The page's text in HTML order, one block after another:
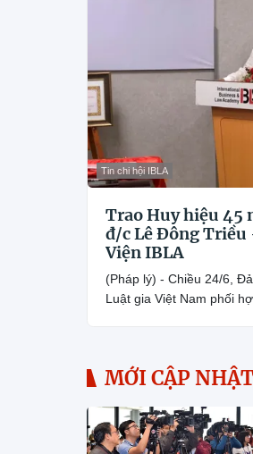
Tin chi hội IBLA
Trao Huy hiệu 45
đ/c Lê Đông Triều
Viện IBLA
(Pháp lý) - Chiều 24/6,
Luật gia Việt Nam phối
MỚI CẬP